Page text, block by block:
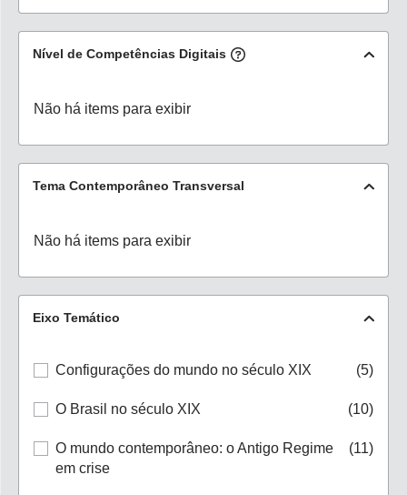
Nível de Competências Digitais
Não há items para exibir
Tema Contemporâneo Transversal
Não há items para exibir
Eixo Temático
Configurações do mundo no século XIX (5)
O Brasil no século XIX (10)
O mundo contemporâneo: o Antigo Regime
em crise
(11)